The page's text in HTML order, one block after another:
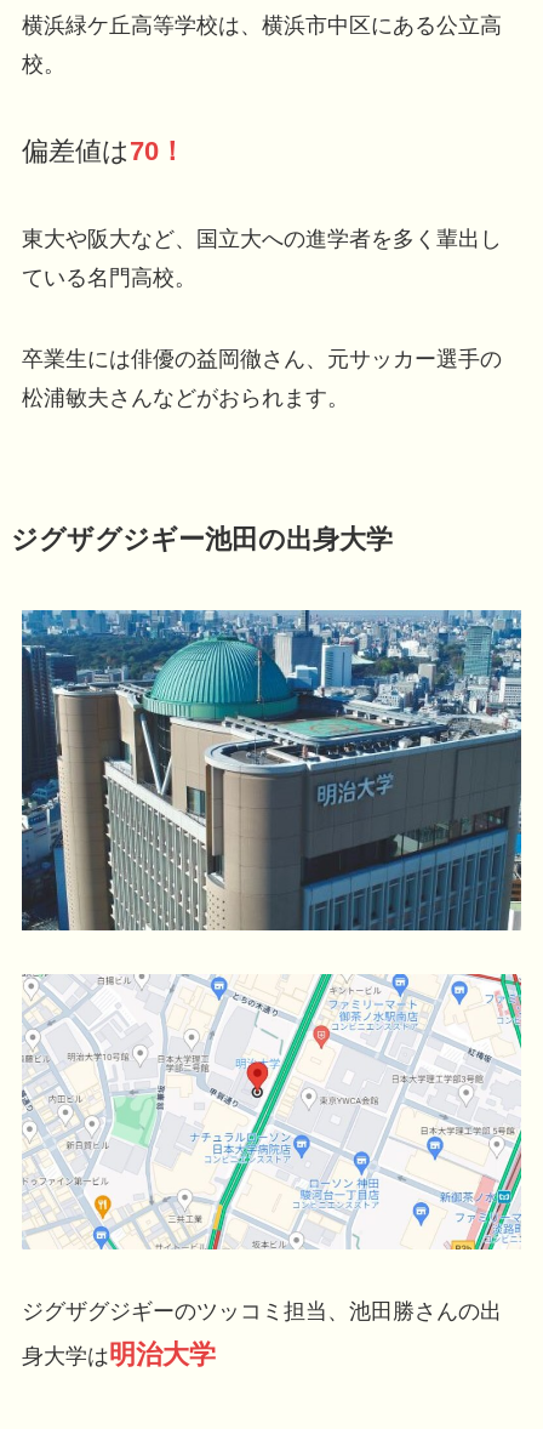
横浜緑ケ丘高等学校は、横浜市中区にある公立高
校。
偏差値は70！
東大や阪大など、国立大への進学者を多く輩出し
ている名門高校。
卒業生には俳優の益岡徹さん、元サッカー選手の
松浦敏夫さんなどがおられます。
ジグザグジギー池田の出身大学
ジグザグジギーのツッコミ担当、池田勝さんの出
身大学は明治大学